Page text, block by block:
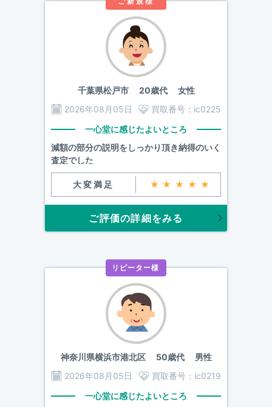
千葉県松戸市20歳代 女性
2026年08月05日
買取番号： ic0225
一心堂に感じたよいところ
減額の部分の説明をしっかり頂き納得のいく
査定でした
大変満足 ★★★★★
ご評価の詳細をみる
リピーター様
神奈川県横浜市港北区50歳代 男性
2026年08月05日
買取番号： ic0219
一心堂に感じたよいところ